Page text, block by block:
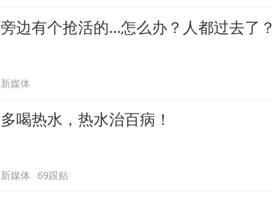
旁边有个抢活的…怎么办？人都过去了？
新媒体
多喝热水，热水治百病！
新媒体 69跟贴